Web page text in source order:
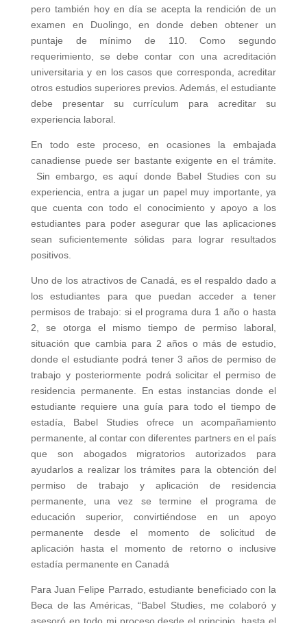
pero también hoy en día se acepta la rendición de un
examen en Duolingo, en donde deben obtener un
puntaje de mínimo de 110. Como segundo
requerimiento, se debe contar con una acreditación
universitaria y en los casos que corresponda, acreditar
otros estudios superiores previos. Además, el estudiante
debe presentar su currículum para acreditar su
experiencia laboral.
En todo este proceso, en ocasiones la embajada
canadiense puede ser bastante exigente en el trámite.
Sin embargo, es aquí donde Babel Studies con su
experiencia, entra a jugar un papel muy importante, ya
que cuenta con todo el conocimiento y apoyo a los
estudiantes para poder asegurar que las aplicaciones
sean suficientemente sólidas para lograr resultados
positivos.
Uno de los atractivos de Canadá, es el respaldo dado a
los estudiantes para que puedan acceder a tener
permisos de trabajo: si el programa dura 1 año o hasta
2, se otorga el mismo tiempo de permiso laboral,
situación que cambia para 2 años o más de estudio,
donde el estudiante podrá tener 3 años de permiso de
trabajo y posteriormente podrá solicitar el permiso de
residencia permanente. En estas instancias donde el
estudiante requiere una guía para todo el tiempo de
estadía, Babel Studies ofrece un acompañamiento
permanente, al contar con diferentes partners en el país
que son abogados migratorios autorizados para
ayudarlos a realizar los trámites para la obtención del
permiso de trabajo y aplicación de residencia
permanente, una vez se termine el programa de
educación superior, convirtiéndose en un apoyo
permanente desde el momento de solicitud de
aplicación hasta el momento de retorno o inclusive
estadía permanente en Canadá
Para Juan Felipe Parrado, estudiante beneficiado con la
Beca de las Américas, “Babel Studies, me colaboró y